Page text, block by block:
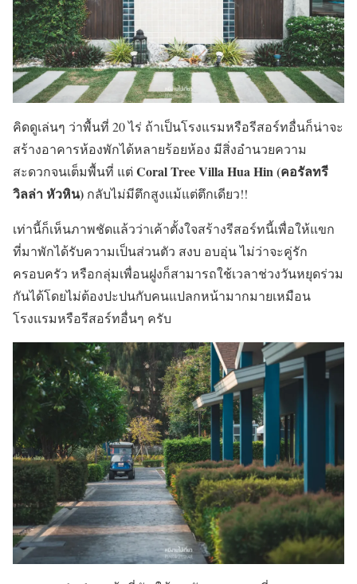
คิดดูเล่นๆ ว่าพื้นที่ 20 ไร่ ถ้าเป็นโรงแรมหรือรีสอร์ทอื่นก็น่าจะ
สร้างอาคารห้องพักได้หลายร้อยห้อง มีสิ่งอำนวยความ
สะดวกจนเต็มพื้นที่ แต่Coral Tree Villa Hua Hin (คอรัลทรี
วิลล่า หัวหิน) กลับไม่มีตึกสูงแม้แต่ตึกเดียว!!
เท่านี้ก็เห็นภาพชัดแล้วว่าเค้าตั้งใจสร้างรีสอร์ทนี้เพื่อให้แขก
ที่มาพักได้รับความเป็นส่วนตัว สงบ อบอุ่น ไม่ว่าจะคู่รัก
ครอบครัว หรือกลุ่มเพื่อนฝูงก็สามารถใช้เวลาช่วงวันหยุดร่วม
กันได้โดยไม่ต้องปะปนกับคนแปลกหน้ามากมายเหมือน
โรงแรมหรือรีสอร์ทอื่นๆ ครับ